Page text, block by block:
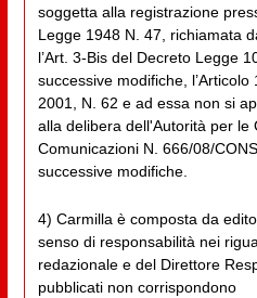
soggetta alla registrazione
Legge 1948 N. 47, richiamata
l’Art. 3-Bis del Decreto Legge
successive modifiche,
2001, N. 62 e ad essa non si
alla delibera dell'Autorità per le
Comunicazioni N. 666/08/
successive modifiche.
4) Carmilla è composta da
senso di responsabilità nei
redazionale e del Direttore
pubblicati non corrispondono